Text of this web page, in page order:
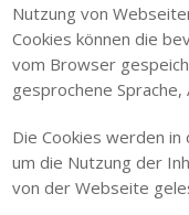
Nutzung von
Cookies können die
vom Browser
gesprochene
Die Cookies werden
um die Nutzung der
von der Webseite